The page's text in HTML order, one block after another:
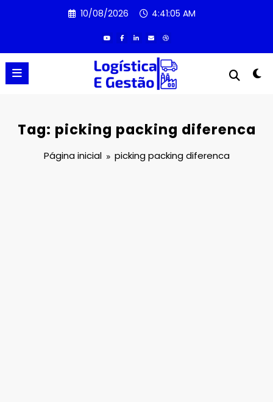
10/08/2026 4:41:05 AM
Tag: picking packing diferenca
Página inicial picking packing diferenca